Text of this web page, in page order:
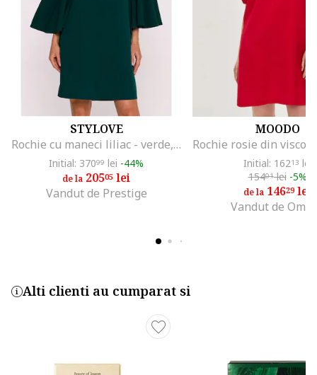
STYLOVE
Rochie cu maneci liliac - verde, Verde
Initial: 37099 lei -44%
de la 20505 lei
Vandut de Prestige
MOODO
Initial: 16213 lei
15401lei -5%
de la 14629lei
Vandut de
Alti clienti au cumparat si